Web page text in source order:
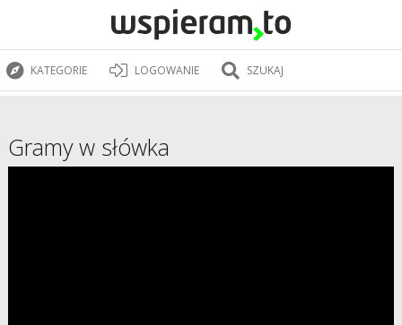
KATEGORIE LOGOWANIE SZUKAJ
Gramy w słówka